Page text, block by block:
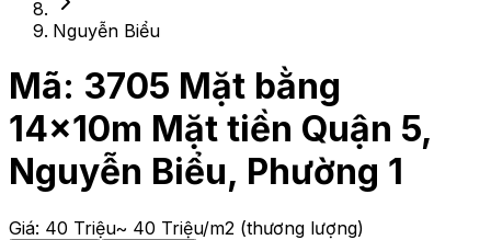
Nguyễn Biểu
Mã: 3705 Mặt bằng
14x10m Mặt tiền Quận 5,
Nguyễn Biểu, Phường 1
Giá: 40 Triệu~ 40 Triệu/m2 (thương lượng)